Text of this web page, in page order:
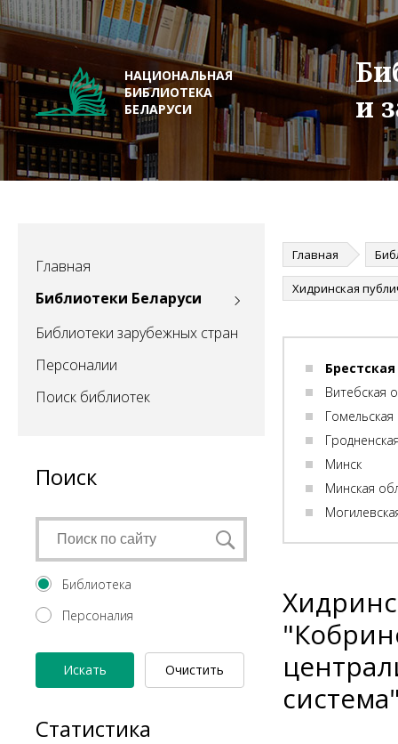
НАЦИОНАЛЬНАЯ
БИБЛИОТЕКА
БЕЛАРУСИ
и
Главная
Библиотеки Беларуси
Библиотеки зарубежных стран
Персоналии
Поиск библиотек
Поиск
Библиотека
Персоналия
Искать
Очистить
Статистика
Главная
Витебская
Минск
Минская